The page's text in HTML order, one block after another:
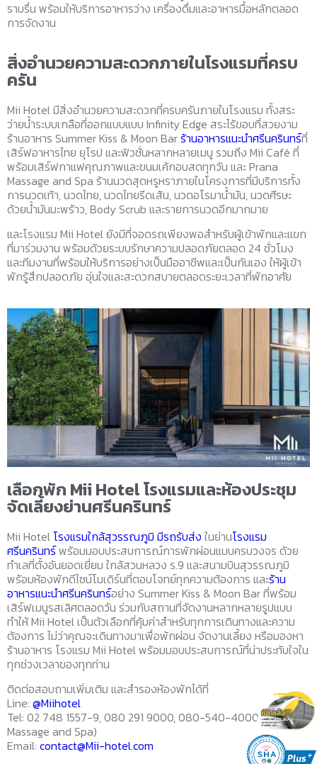
ราบรื่น พร้อมให้บริการอาหารว่าง เครื่องดื่มและอาหารมื้อหลักตลอด
การจัดงาน
สิ่งอำนวยความสะดวกภายในโรงแรมที่ครบ
ครัน
Mii Hotel มีสิ่งอำนวยความสะดวกที่ครบครันภายในโรงแรม ทั้งสระ
ว่ายน้ำระบบเกลือที่ออกแบบแบบ Infinity Edge สระไร้ขอบที่สวยงาม
ร้านอาหาร Summer Kiss & Moon Barร้านอาหารแนะนำศรีนครินทร์ที่
เสิร์ฟอาหารไทย ยุโรป และฟิวชั่นหลากหลายเมนู รวมถึง Mii Café ที่
พร้อมเสิร์ฟกาแฟคุณภาพและขนมเค้กอบสดทุกวัน และ Prana
Massage and Spa ร้านนวดสุดหรูหราภายในโครงการที่มีบริการทั้ง
การนวดเท้า, นวดไทย, นวดไทยรีดเส้น, นวดอโรมาน้ำมัน, นวดศีรษะ
ด้วยน้ำมันมะพร้าว, Body Scrub และรายการนวดอีกมากมาย
และโรงแรม Mii Hotel ยังมีที่จอดรถเพียงพอสำหรับผู้เข้าพักและแขก
ที่มาร่วมงาน พร้อมด้วยระบบรักษาความปลอดภัยตลอด 24 ชั่วโมง
และทีมงานที่พร้อมให้บริการอย่างเป็นมืออาชีพและเป็นกันเอง ให้ผู้เข้า
พักรู้สึกปลอดภัย อุ่นใจและสะดวกสบายตลอดระยะเวลาที่พักอาศัย
เลือกพัก Mii Hotel โรงแรมและห้องประชุม
จัดเลี้ยงย่านศรีนครินทร์
Mii Hotel โรงแรมใกล้สุวรรณภูมิ มีรถรับส่ง ในย่านโรงแรม
ศรีนครินทร์พร้อมมอบประสบการณ์การพักผ่อนแบบครบวงจร ด้วย
ทำเลที่ตั้งอันยอดเยี่ยม ใกล้สวนหลวง ร.9 และสนามบินสุวรรณภูมิ
พร้อมห้องพักดีไซน์โมเดิร์นที่ตอบโจทย์ทุกความต้องการ และร้าน
อาหารแนะนำศรีนครินทร์อย่าง Summer Kiss & Moon Bar ที่พร้อม
เสิร์ฟเมนูรสเลิศตลอดวัน ร่วมกับสถานที่จัดงานหลากหลายรูปแบบ
ทำให้ Mii Hotel เป็นตัวเลือกที่คุ้มค่าสำหรับทุกการเดินทางและความ
ต้องการ ไม่ว่าคุณจะเดินทางมาเพื่อพักผ่อน จัดงานเลี้ยง หรือมองหา
ร้านอาหาร โรงแรม Mii Hotel พร้อมมอบประสบการณ์ที่น่าประทับใจใน
ทุกช่วงเวลาของทุกท่าน
ติดต่อสอบถามเพิ่มเติม และสำรองห้องพักได้ที่
Line: @Miihotel
Tel: 02 748 1557-9, 080 291 9000, 080-540-4000 (Prana
Massage and Spa)
Email: contact@Mii-hotel.com